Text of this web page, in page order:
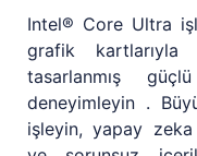
Intel® Core Ultra
grafik kartlarıyla
tasarlanmış
deneyimleyin .
işleyin, yapay zeka